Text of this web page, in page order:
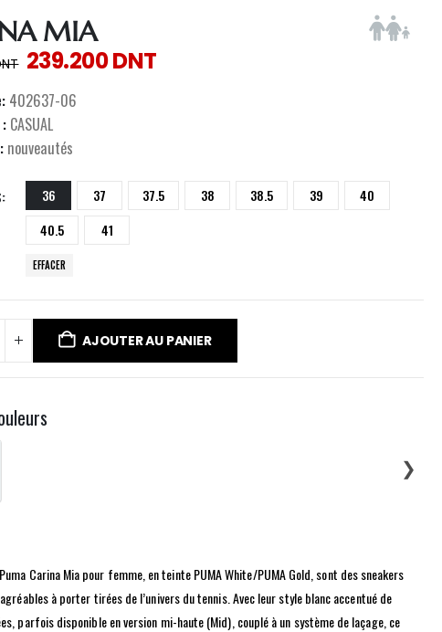
MIA
239.200DNT
402637-06
CASUAL
nouveautés
36 37 37.5 38 38.5 39
40
40.5
41
EFFACER
AJOUTER AU PANIER
❯
Carina Mia pour femme, en teinte PUMA White/PUMA Gold, sont des sneakers
à porter tirées de l’univers du tennis. Avec leur style blanc accentué de
parfois disponible en version mi-haute (Mid), couplé à un système de laçage, ce